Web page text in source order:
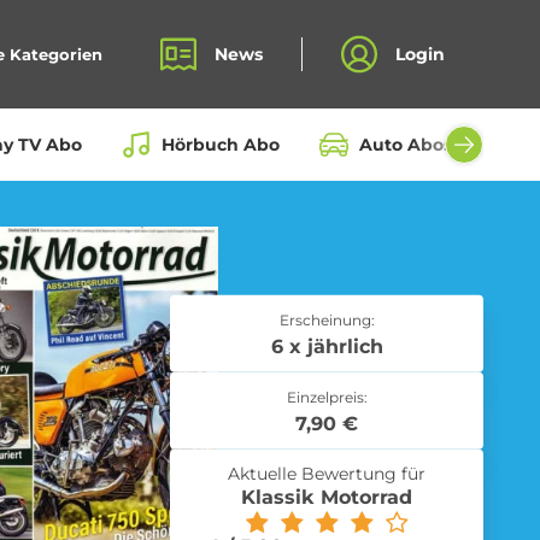
Kategorien News Login
TV Abo Hörbuch Abo Auto Abos aller
Fahrrad Abo
Erscheinung:
6 x jährlich
Einzelpreis:
7,90 €
Aktuelle Bewertung für
Klassik Motorrad